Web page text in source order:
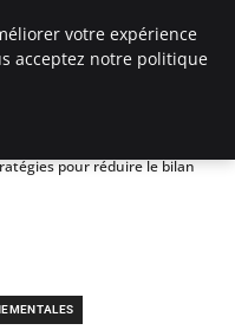
pour réduire le bilan
votre expérience
acceptez notre politique